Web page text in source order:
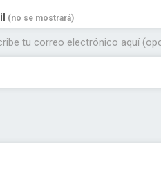
(no se mostrará)